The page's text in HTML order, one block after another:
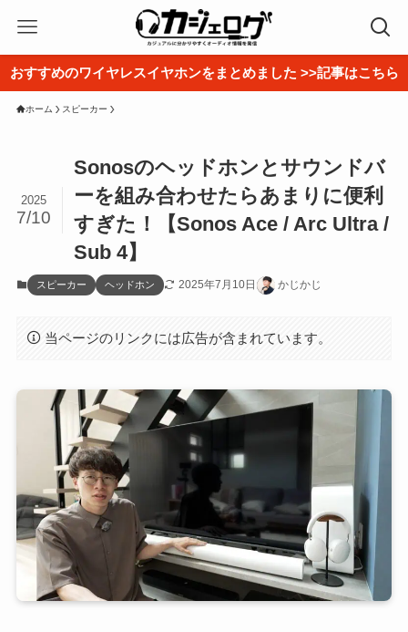
おすすめのワイヤレスイヤホンをまとめました >>記事はこちら
ホーム スピーカー
Sonosのヘッドホンとサウンドバ
ーを組み合わせたらあまりに便利
すぎた！【Sonos Ace / Arc Ultra /
Sub 4】
2025
7/10
スピーカー ヘッドホン 2025年7月10日 かじかじ
当ページのリンクには広告が含まれています。